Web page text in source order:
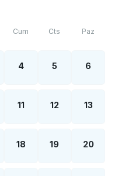
Cum Cts Paz
4 5 6
11 12 13
18 19 20